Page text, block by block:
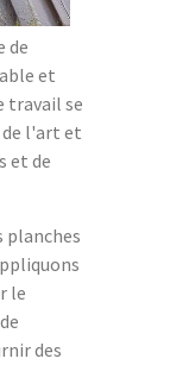
de
et
travail se
l'art et
et de
planches
le
des